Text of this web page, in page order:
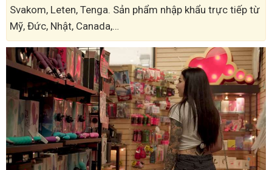
Svakom, Leten, Tenga. Sản phẩm nhập khẩu trực tiếp từ
Mỹ, Đức, Nhật, Canada,…